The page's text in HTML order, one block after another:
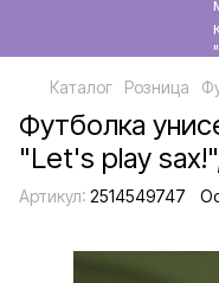
Каталог Розница
Футболка
"Let's play
Артикул: 2514549747